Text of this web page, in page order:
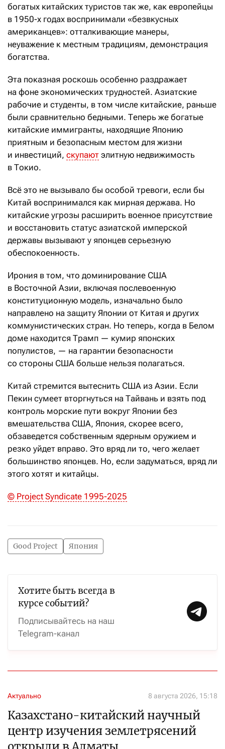
богатых китайских туристов так же, как европейцы
в 1950-х годах воспринимали «безвкусных
американцев»: отталкивающие манеры,
неуважение к местным традициям, демонстрация
богатства.
Эта показная роскошь особенно раздражает
на фоне экономических трудностей. Азиатские
рабочие и студенты, в том числе китайские, раньше
были сравнительно бедными. Теперь же богатые
китайские иммигранты, находящие Японию
приятным и безопасным местом для жизни
и инвестиций, скупают элитную недвижимость
в Токио.
Всё это не вызывало бы особой тревоги, если бы
Китай воспринимался как мирная держава. Но
китайские угрозы расширить военное присутствие
и восстановить статус азиатской имперской
державы вызывают у японцев серьезную
обеспокоенность.
Ирония в том, что доминирование США
в Восточной Азии, включая послевоенную
конституционную модель, изначально было
направлено на защиту Японии от Китая и других
коммунистических стран. Но теперь, когда в Белом
доме находится Трамп — кумир японских
популистов, — на гарантии безопасности
со стороны США больше нельзя полагаться.
Китай стремится вытеснить США из Азии. Если
Пекин сумеет вторгнуться на Тайвань и взять под
контроль морские пути вокруг Японии без
вмешательства США, Япония, скорее всего,
обзаведется собственным ядерным оружием и
резко уйдет вправо. Это вряд ли то, чего желает
большинство японцев. Но, если задуматься, вряд ли
этого хотят и китайцы.
© Project Syndicate 1995-2025
Good Project Япония
Хотите быть всегда в
курсе событий?
Подписывайтесь на наш
Telegram-канал
Актуально 8 августа 2026, 15:18
Казахстано-китайский научный
центр изучения землетрясений